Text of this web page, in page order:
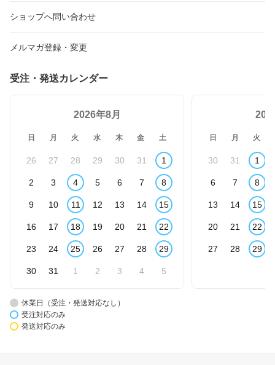
ショップへ問い合わせ
メルマガ登録・変更
受注・発送カレンダー
2026年8月
日 月 火 水 木 金 土
26 27 28 29 30 31 1
2 3 4 5 6 7 8
9 10 11 12 13 14 15
16 17 18 19 20 21 22
23 24 25 26 27 28 29
30 31 1 2 3 4 5
日 月 火
30 31 1
6 7 8
13 14 15
20 21 22
27 28 29
休業日（受注・発送対応なし）
受注対応のみ
発送対応のみ